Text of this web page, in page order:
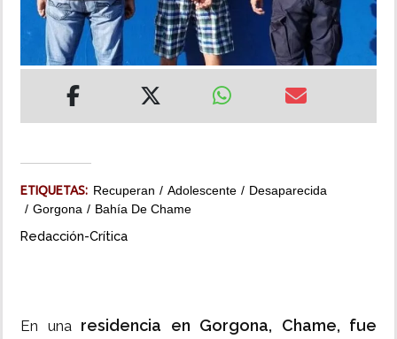
INSÓLITAS
MULTIMEDIA
ETIQUETAS: Recuperan Adolescente
Desaparecida
Gorgona
Bahía De Chame
Redacción-Crítica
En unaresidencia en Gorgona, Chame, fue